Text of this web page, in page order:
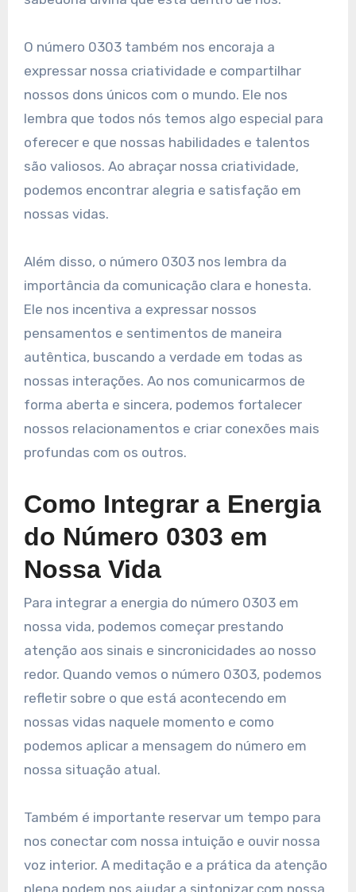
O número 0303 também nos encoraja a
expressar nossa criatividade e compartilhar
nossos dons únicos com o mundo. Ele nos
lembra que todos nós temos algo especial para
oferecer e que nossas habilidades e talentos
são valiosos. Ao abraçar nossa criatividade,
podemos encontrar alegria e satisfação em
nossas vidas.
Além disso, o número 0303 nos lembra da
importância da comunicação clara e honesta.
Ele nos incentiva a expressar nossos
pensamentos e sentimentos de maneira
autêntica, buscando a verdade em todas as
nossas interações. Ao nos comunicarmos de
forma aberta e sincera, podemos fortalecer
nossos relacionamentos e criar conexões mais
profundas com os outros.
Como Integrar a Energia
do Número 0303 em
Nossa Vida
Para integrar a energia do número 0303 em
nossa vida, podemos começar prestando
atenção aos sinais e sincronicidades ao nosso
redor. Quando vemos o número 0303, podemos
refletir sobre o que está acontecendo em
nossas vidas naquele momento e como
podemos aplicar a mensagem do número em
nossa situação atual.
Também é importante reservar um tempo para
nos conectar com nossa intuição e ouvir nossa
voz interior. A meditação e a prática da atenção